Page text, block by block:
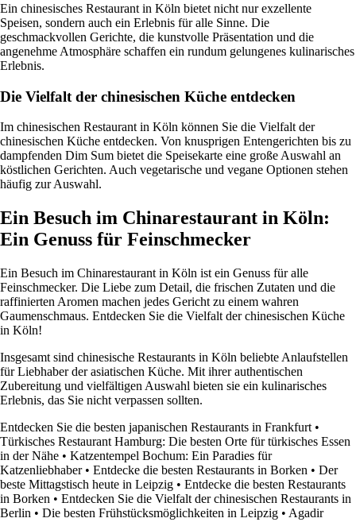
Ein chinesisches Restaurant in Köln bietet nicht nur exzellente
Speisen, sondern auch ein Erlebnis für alle Sinne. Die
geschmackvollen Gerichte, die kunstvolle Präsentation und die
angenehme Atmosphäre schaffen ein rundum gelungenes kulinarisches
Erlebnis.
Die Vielfalt der chinesischen Küche entdecken
Im chinesischen Restaurant in Köln können Sie die Vielfalt der
chinesischen Küche entdecken. Von knusprigen Entengerichten bis zu
dampfenden Dim Sum bietet die Speisekarte eine große Auswahl an
köstlichen Gerichten. Auch vegetarische und vegane Optionen stehen
häufig zur Auswahl.
Ein Besuch im Chinarestaurant in Köln:
Ein Genuss für Feinschmecker
Ein Besuch im Chinarestaurant in Köln ist ein Genuss für alle
Feinschmecker. Die Liebe zum Detail, die frischen Zutaten und die
raffinierten Aromen machen jedes Gericht zu einem wahren
Gaumenschmaus. Entdecken Sie die Vielfalt der chinesischen Küche
in Köln!
Insgesamt sind chinesische Restaurants in Köln beliebte Anlaufstellen
für Liebhaber der asiatischen Küche. Mit ihrer authentischen
Zubereitung und vielfältigen Auswahl bieten sie ein kulinarisches
Erlebnis, das Sie nicht verpassen sollten.
Entdecken Sie die besten japanischen Restaurants in Frankfurt •
Türkisches Restaurant Hamburg: Die besten Orte für türkisches Essen
in der Nähe • Katzentempel Bochum: Ein Paradies für
Katzenliebhaber• Entdecke die besten Restaurants in Borken • Der
beste Mittagstisch heute in Leipzig • Entdecke die besten Restaurants
in Borken • Entdecken Sie die Vielfalt der chinesischen Restaurants in
Berlin • Die besten Frühstücksmöglichkeiten in Leipzig • Agadir